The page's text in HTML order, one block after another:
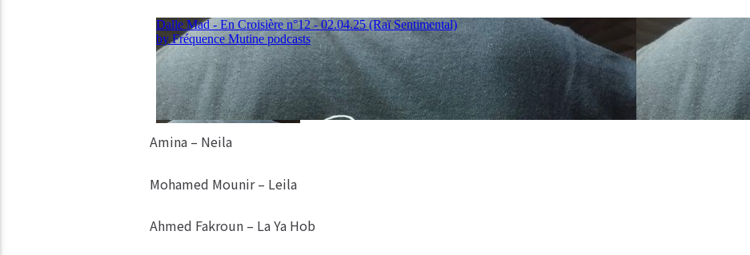
Amina – Neila
Mohamed Mounir – Leila
Ahmed Fakroun – La Ya Hob